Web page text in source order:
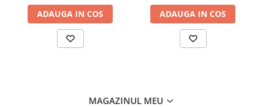
ADAUGA IN COS ADAUGA IN COS
MAGAZINUL MEU